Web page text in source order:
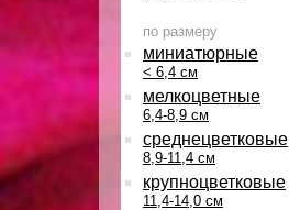
по размеру
миниатюрные
< 6,4 см
мелкоцветные
6,4-8,9 см
среднецветковые
8,9-11,4 см
крупноцветковые
11,4-14,0 см